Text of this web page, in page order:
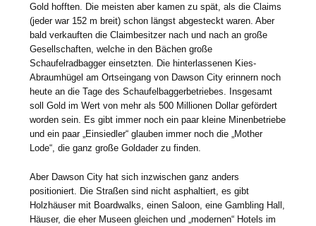
Gold hofften. Die meisten aber kamen zu spät, als die Claims
(jeder war 152 m breit) schon längst abgesteckt waren. Aber
bald verkauften die Claimbesitzer nach und nach an große
Gesellschaften, welche in den Bächen große
Schaufelradbagger einsetzten. Die hinterlassenen Kies-
Abraumhügel am Ortseingang von Dawson City erinnern noch
heute an die Tage des Schaufelbaggerbetriebes. Insgesamt
soll Gold im Wert von mehr als 500 Millionen Dollar gefördert
worden sein. Es gibt immer noch ein paar kleine Minenbetriebe
und ein paar „Einsiedler“ glauben immer noch die „Mother
Lode“, die ganz große Goldader zu finden.
Aber Dawson City hat sich inzwischen ganz anders
positioniert. Die Straßen sind nicht asphaltiert, es gibt
Holzhäuser mit Boardwalks, einen Saloon, eine Gambling Hall,
Häuser, die eher Museen gleichen und „modernen“ Hotels im